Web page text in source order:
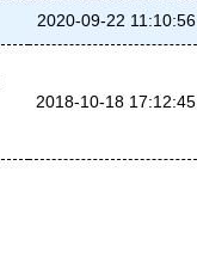
2020-09-22 11:10:56
2018-10-18 17:12:45